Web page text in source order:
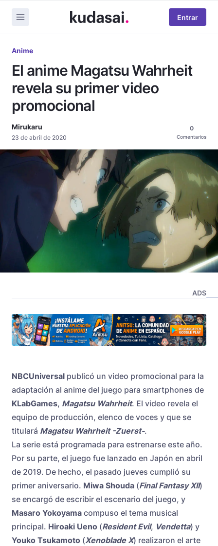
Entrar
Anime
El anime Magatsu Wahrheit
revela su primer video
promocional
Mirukaru
23 de abril de 2020
0
Comentarios
ADS
NBCUniversal publicó un video promocional para la
adaptación al anime del juego para smartphones de
KLabGames, Magatsu Wahrheit. El video revela el
equipo de producción, elenco de voces y que se
titulará Magatsu Wahrheit -Zuerst-.
La serie está programada para estrenarse este año.
Por su parte, el juego fue lanzado en Japón en abril
de 2019. De hecho, el pasado jueves cumplió su
primer aniversario. Miwa Shouda (Final Fantasy XII)
se encargó de escribir el escenario del juego, y
Masaro Yokoyama compuso el tema musical
principal. Hiroaki Ueno (Resident Evil, Vendetta) y
Youko Tsukamoto (Xenoblade X) realizaron el arte